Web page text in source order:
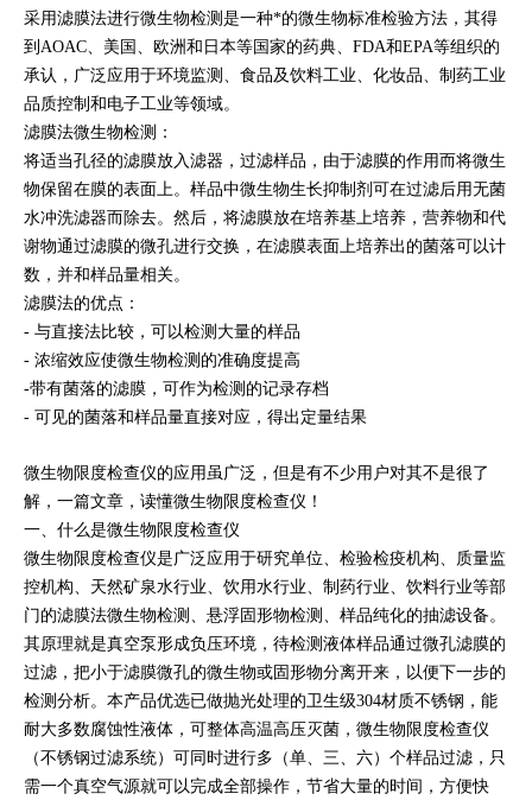
采用滤膜法进行微生物检测是一种*的微生物标准检验方法，其得
到AOAC、美国、欧洲和日本等国家的药典、FDA和EPA等组织的
承认，广泛应用于环境监测、食品及饮料工业、化妆品、制药工业
品质控制和电子工业等领域。
滤膜法微生物检测：
将适当孔径的滤膜放入滤器，过滤样品，由于滤膜的作用而将微生
物保留在膜的表面上。样品中微生物生长抑制剂可在过滤后用无菌
水冲洗滤器而除去。然后，将滤膜放在培养基上培养，营养物和代
谢物通过滤膜的微孔进行交换，在滤膜表面上培养出的菌落可以计
数，并和样品量相关。
滤膜法的优点：
- 与直接法比较，可以检测大量的样品
- 浓缩效应使微生物检测的准确度提高
-带有菌落的滤膜，可作为检测的记录存档
- 可见的菌落和样品量直接对应，得出定量结果
微生物限度检查仪的应用虽广泛，但是有不少用户对其不是很了
解，一篇文章，读懂微生物限度检查仪！
一、什么是微生物限度检查仪
微生物限度检查仪是广泛应用于研究单位、检验检疫机构、质量监
控机构、天然矿泉水行业、饮用水行业、制药行业、饮料行业等部
门的滤膜法微生物检测、悬浮固形物检测、样品纯化的抽滤设备。
其原理就是真空泵形成负压环境，待检测液体样品通过微孔滤膜的
过滤，把小于滤膜微孔的微生物或固形物分离开来，以便下一步的
检测分析。本产品优选已做抛光处理的卫生级304材质不锈钢，能
耐大多数腐蚀性液体，可整体高温高压灭菌，微生物限度检查仪
（不锈钢过滤系统）可同时进行多（单、三、六）个样品过滤，只
需一个真空气源就可以完成全部操作，节省大量的时间，方便快